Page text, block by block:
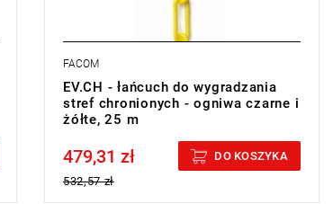
FACOM
EV.CH - łańcuch do wygradzania
stref chronionych - ogniwa czarne i
żółte, 25 m
Price tax included
479,31 zł
532,57 zł
DO KOSZYKA